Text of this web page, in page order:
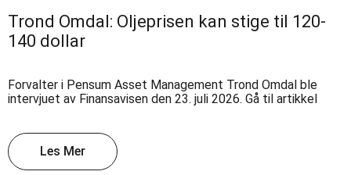
Trond Omdal: Oljeprisen kan stige til 120-
140 dollar
Forvalter i Pensum Asset Management Trond Omdal ble
intervjuet av Finansavisen den 23. juli 2026. Gå til artikkel
Les Mer